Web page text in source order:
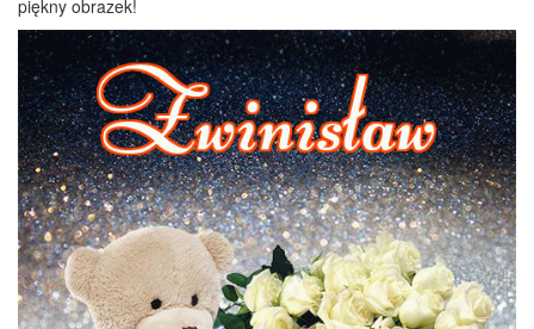
piękny obrazek!